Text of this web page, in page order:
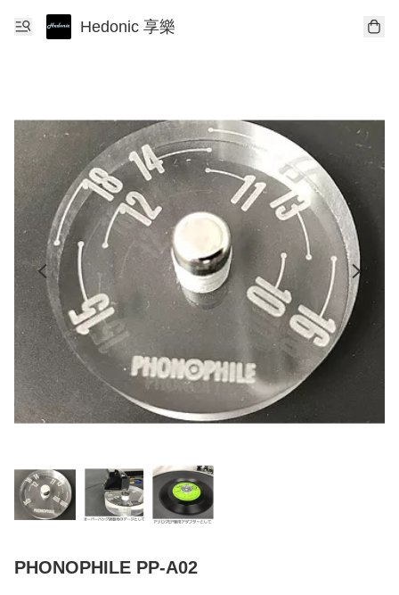
Hedonic 享樂
PHONOPHILE PP-A02